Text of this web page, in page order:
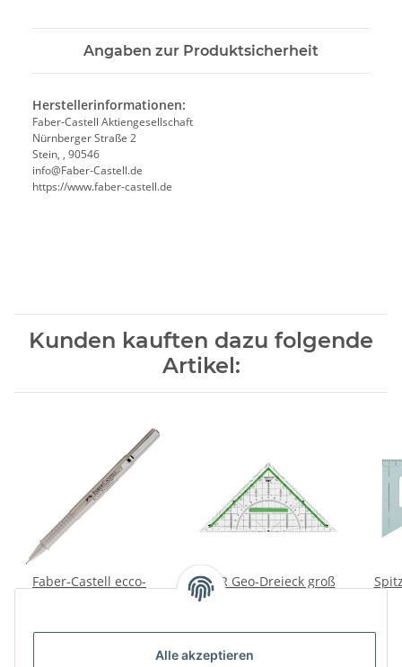
Alle akzeptieren
Angaben zur Produktsicherheit
Herstellerinformationen:
Faber-Castell Aktiengesellschaft
Nürnberger Straße 2
Stein, , 90546
info@Faber-Castell.de
https://www.faber-castell.de
Kunden kauften dazu folgende
Artikel:
Faber-Castell ecco-
M+R Geo-Dreieck groß